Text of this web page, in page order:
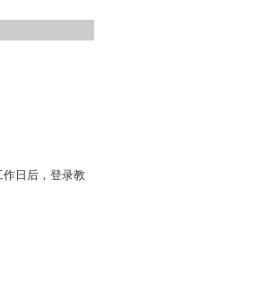
日后，登录教